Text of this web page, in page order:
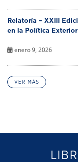
Relatoría – XXIII
en la Política
enero 9, 2026
VER MÁS